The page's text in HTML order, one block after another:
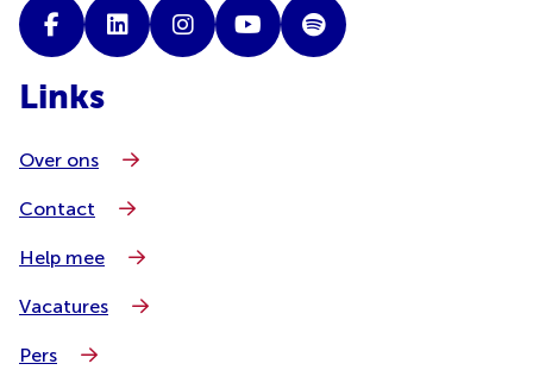
Links
Over ons
Contact
Help mee
Vacatures
Pers